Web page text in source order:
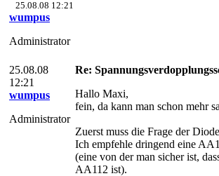
25.08.08 12:21
wumpus
Administrator
25.08.08
12:21
wumpus
Administrator
Re:
Hallo Maxi,
fein, da kann man schon mehr
Zuerst muss die Frage der
Ich empfehle dringend eine
(eine von der man sicher ist,
AA112 ist).